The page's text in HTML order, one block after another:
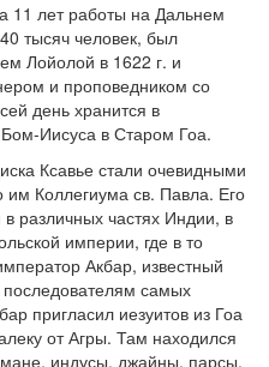
11 лет работы на Дальнем
тысяч человек, был
Лойолой в 1622 г. и
и проповедником со
день хранится в
Иисуса в Старом Гоа.
Ксавье стали очевидными
им Коллегиума св. Павла. Его
различных частях Индии, в
империи, где в то
Акбар, известный
самых
пригласил иезуитов из Гоа
от Агры. Там находился
индусы, джайны, парсы,